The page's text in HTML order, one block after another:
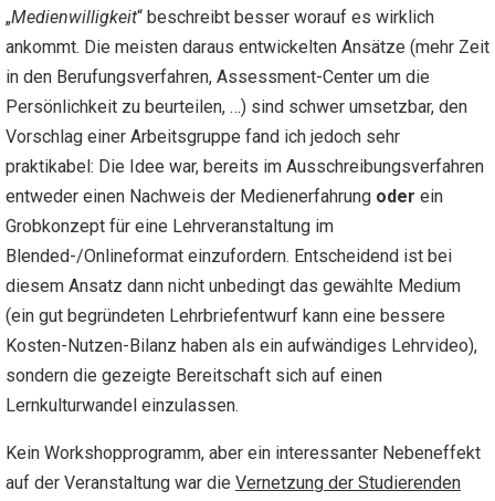
„Medienwilligkeit“ beschreibt besser worauf es wirklich
ankommt. Die meisten daraus entwickelten Ansätze (mehr Zeit
in den Berufungsverfahren, Assessment-Center um die
Persönlichkeit zu beurteilen, …) sind schwer umsetzbar, den
Vorschlag einer Arbeitsgruppe fand ich jedoch sehr
praktikabel: Die Idee war, bereits im Ausschreibungsverfahren
entweder einen Nachweis der Medienerfahrung oder ein
Grobkonzept für eine Lehrveranstaltung im
Blended-/Onlineformat einzufordern. Entscheidend ist bei
diesem Ansatz dann nicht unbedingt das gewählte Medium
(ein gut begründeten Lehrbriefentwurf kann eine bessere
Kosten-Nutzen-Bilanz haben als ein aufwändiges Lehrvideo),
sondern die gezeigte Bereitschaft sich auf einen
Lernkulturwandel einzulassen.
Kein Workshopprogramm, aber ein interessanter Nebeneffekt
auf der Veranstaltung war die Vernetzung der Studierenden